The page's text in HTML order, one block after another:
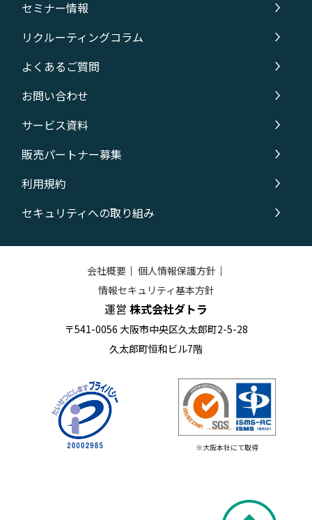
セミナー情報
リクルーティングコラム
よくあるご質問
お問い合わせ
サービス資料
販売パートナー募集
利用規約
セキュリティへの取り組み
会社概要｜ 個人情報保護方針 ｜
情報セキュリティ基本方針
運営 株式会社ダトラ
〒541-0056 大阪市中央区久太郎町2-5-28
久太郎町恒和ビル7階
※大阪本社にて取得